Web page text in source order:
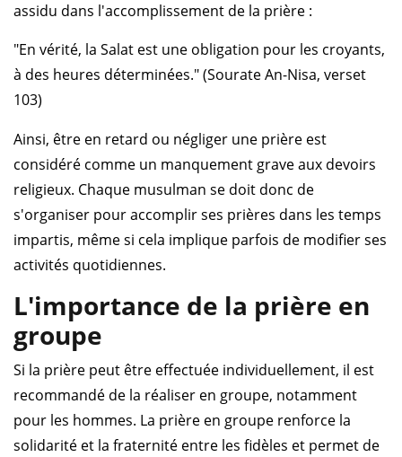
assidu dans l'accomplissement de la prière :
"En vérité, la Salat est une obligation pour les croyants,
à des heures déterminées." (Sourate An-Nisa, verset
103)
Ainsi, être en retard ou négliger une prière est
considéré comme un manquement grave aux devoirs
religieux. Chaque musulman se doit donc de
s'organiser pour accomplir ses prières dans les temps
impartis, même si cela implique parfois de modifier ses
activités quotidiennes.
L'importance de la prière en
groupe
Si la prière peut être effectuée individuellement, il est
recommandé de la réaliser en groupe, notamment
pour les hommes. La prière en groupe renforce la
solidarité et la fraternité entre les fidèles et permet de